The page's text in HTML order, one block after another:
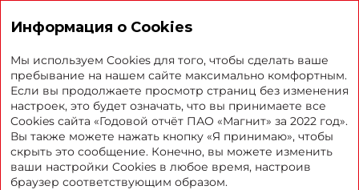
Глоссарий
Даркстор– магазин-склад, где собирают онлайн-
заказы для передачи в доставку. Недоступен
для покупателей.
Информация о Cookies
Мы используем Cookies для того, чтобы сделать ваше
пребывание на нашем сайте максимально комфортным.
Если вы продолжаете просмотр страниц без изменения
настроек, это будет означать, что вы принимаете все
Cookies сайта «Годовой отчёт ПАО «Магнит» за 2022 год».
Вы также можете нажать кнопку «Я принимаю», чтобы
скрыть это сообщение. Конечно, вы можете изменить
ваши настройки Cookies в любое время, настроив
браузер соответствующим образом.